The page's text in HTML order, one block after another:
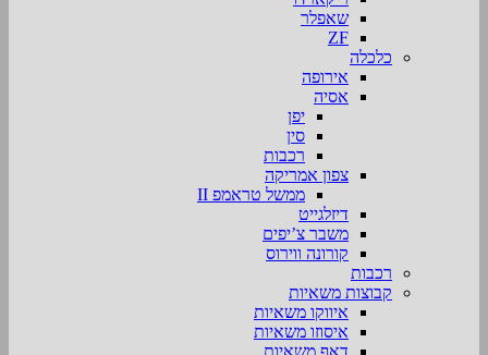
שאפלר
ZF
כלכלה
אירופה
אסיה
יפן
סין
רכבות
צפון אמריקה
ממשל טראמפ II
דיזלגייט
משבר צ’יפים
קורונה ווירוס
רכבות
קבוצות משאיות
איווקו משאיות
איסוזו משאיות
דאף משאיות